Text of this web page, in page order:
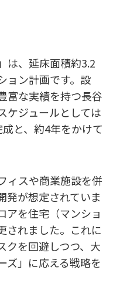
は、延床面積約3.2
ョン計画です。設
富な実績を持つ長谷
ケジュールとしては
と、約4年をかけて
ィスや商業施設を併
発が想定されていま
アを住宅（マンショ
されました。これに
クを回避しつつ、大
ズ」に応える戦略を